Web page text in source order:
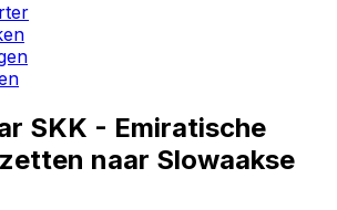
SKK - Emiratische
naar Slowaakse